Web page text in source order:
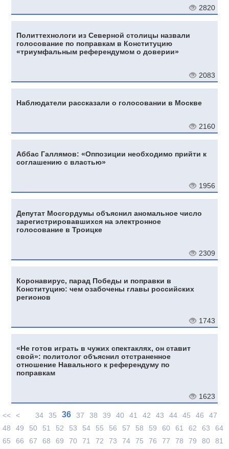
2820
Политтехнологи из Северной столицы назвали
голосование по поправкам в Конституцию
«триумфальным референдумом о доверии»
2083
Наблюдатели рассказали о голосовании в Москве
2160
Аббас Галлямов: «Оппозиции необходимо прийти к
соглашению с властью»
1956
Депутат Мосгордумы объяснил аномальное число
зарегистрировавшихся на электронное
голосование в Троицке
2309
Коронавирус, парад Победы и поправки в
Конституцию: чем озабочены главы российских
регионов
1743
«Не готов играть в чужих спектаклях, он ставит
свой»: политолог объяснил отстраненное
отношение Навального к референдуму по
поправкам
1623
<< < 34 35 36 37 38 39 40 41 42 43 44 45 46
47
48
49 50 51 52 53 54 55 56 57 58 59 60 61 62 63
64
65
66 67 68 69 70 71 72 73 74 75 76 77 78 79 80
81